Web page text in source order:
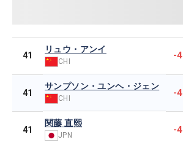
41
リュウ・アンイ
CHI
-4
41
サンプソン・ユンヘ・ジェン
CHI -4
41
関藤 直熙
JPN -4